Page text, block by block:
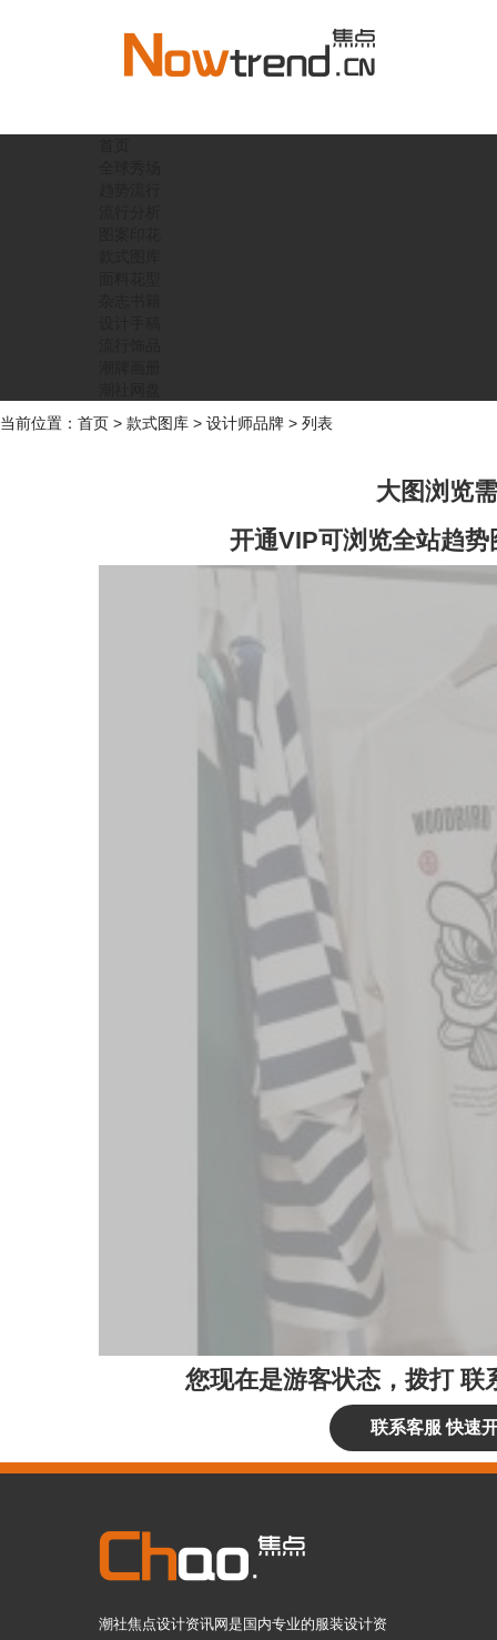
当前位置： 首页 > 款式图库 > 设计师品牌 > 列表
大图浏览
开通VIP可浏览全站趋
您现在是游客状态，拨打 联
联系客服 快速
潮社焦点设计资讯网是国内专业的服装设计资